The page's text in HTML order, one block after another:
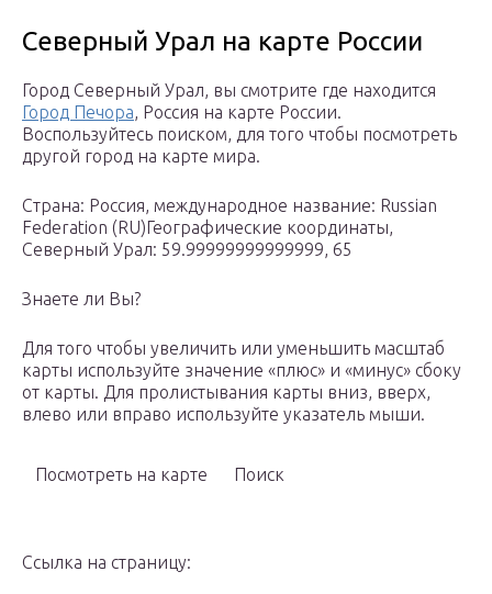
Северный Урал на карте России
Город Северный Урал, вы смотрите где находится
Город Печора, Россия на карте России.
Воспользуйтесь поиском, для того чтобы посмотреть
другой город на карте мира.
Страна: Россия, международное название: Russian
Federation (RU)Географические координаты,
Северный Урал: 59.99999999999999, 65
Знаете ли Вы?
Для того чтобы увеличить или уменьшить масштаб
карты используйте значение «плюс» и «минус» сбоку
от карты. Для пролистывания карты вниз, вверх,
влево или вправо используйте указатель мыши.
Посмотреть на карте Поиск
Ссылка на страницу: